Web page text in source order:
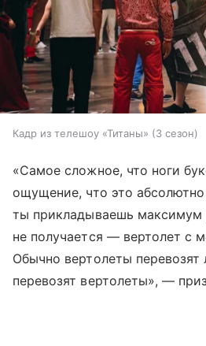
Кадр из телешоу «Титаны» (3 сезон)
«Самое сложное, что ноги
ощущение, что это
ты прикладываешь максимум
не получается — вертолет с
Обычно вертолеты
перевозят вертолеты», —